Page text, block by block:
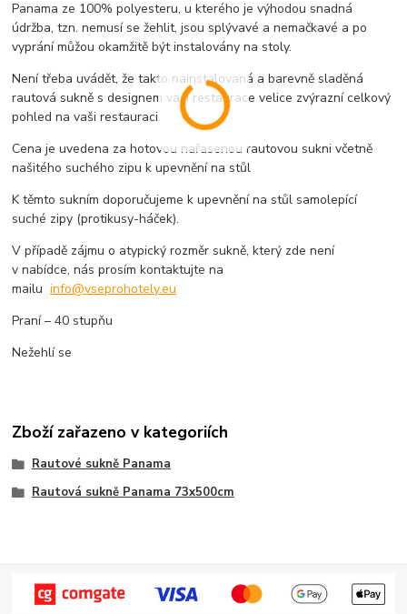
Panama ze 100% polyesteru, u kterého je výhodou snadná
údržba, tzn. nemusí se žehlit, jsou splývavé a nemačkavé a po
vyprání můžou okamžitě být instalovány na stoly.
Není třeba uvádět, že takto nainstalovaná a barevně sladěná
rautová sukně s designem vaší restaurace velice zvýrazní celkový
pohled na vaši restauraci.
Cena je uvedena za hotovou nařasenou rautovou sukni včetně
našitého suchého zipu k upevnění na stůl
K těmto sukním doporučujeme k upevnění na stůl samolepící
suché zipy (protikusy-háček).
V případě zájmu o atypický rozměr sukně, který zde není
v nabídce, nás prosím kontaktujte na
mailuinfo@vseprohotely.eu
Praní – 40 stupňu
Nežehlí se
Zboží zařazeno v kategoriích
Rautové sukně Panama
Rautová sukně Panama 73x500cm